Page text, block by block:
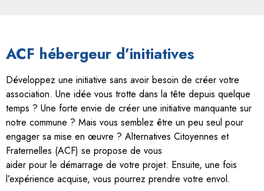
ACF hébergeur d’initiatives
Développez une initiative sans avoir besoin de créer votre
association. Une idée vous trotte dans la tête depuis quelque
temps ? Une forte envie de créer une initiative manquante sur
notre commune ? Mais vous semblez être un peu seul pour
engager sa mise en œuvre ? Alternatives Citoyennes et
Fraternelles (ACF) se propose de vous
aider pour le démarrage de votre projet. Ensuite, une fois
l’expérience acquise, vous pourrez prendre votre envol.